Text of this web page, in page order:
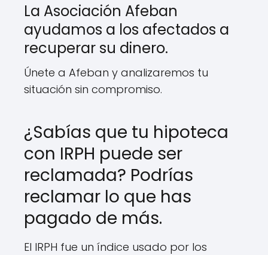
La Asociación Afeban
ayudamos a los afectados a
recuperar su dinero.
Únete a Afeban y analizaremos tu
situación sin compromiso.
¿Sabías que tu hipoteca
con IRPH puede ser
reclamada? Podrías
reclamar lo que has
pagado de más.
El IRPH fue un índice usado por los